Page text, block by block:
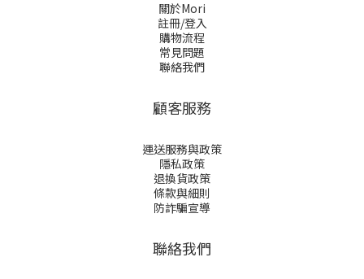
關於Mori
註冊/登入
購物流程
常見問題
聯絡我們
顧客服務
運送服務與政策
隱私政策
退換貨政策
條款與細則
防詐騙宣導
聯絡我們